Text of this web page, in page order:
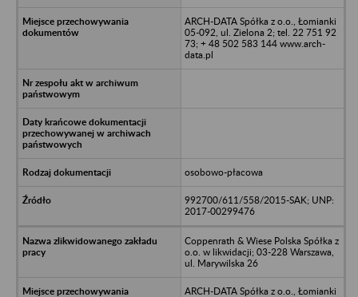
ARCH-DATA Spółka z o.o., Łomianki
05-092, ul. Zielona 2; tel. 22 751 92
73; + 48 502 583 144 www.arch-
data.pl
osobowo-płacowa
992700/611/558/2015-SAK; UNP:
2017-00299476
Coppenrath & Wiese Polska Spółka z
o.o. w likwidacji; 03-228 Warszawa,
ul. Marywilska 26
ARCH-DATA Spółka z o.o., Łomianki